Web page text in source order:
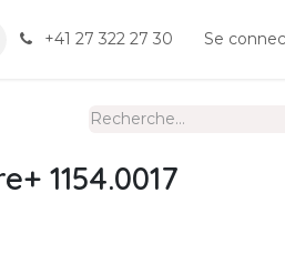
+41 27 322 27 30 Se
1154.0017